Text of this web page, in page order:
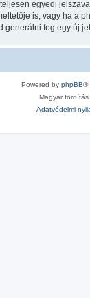
egyedi
is, vagy ha a
fog egy új
Powered by phpBB®
Magyar
Adatvédelmi